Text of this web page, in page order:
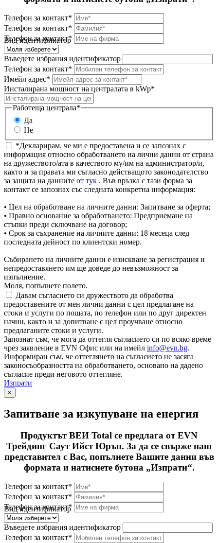
Телефон за контакт*
Телефон за контакт*
Телефон за контакт*
Вид идентификатор
Въведете избрания идентификатор
Телефон за контакт*
Имейл адрес*
Инсталирана мощност на централата в kWp*
Работеща централа*
Да
Не
*Декларирам, че ми е предоставена и се запознах с
информация относно обработването на лични данни от страна
на дружеството/ата в качеството му/им на администратор/и,
както и за правата ми съгласно действащото законодателство
за защита на данните от тук . Във връзка с тази форма за
контакт се запознах със следната конкретна информация:
• Цел на обработване на личните данни: Запитване за оферта;
• Правно основание за обработването: Предприемане на
стъпки преди сключване на договор;
• Срок за съхранение на личните данни: 18 месеца след
последната дейност по клиентски номер.
Събирането на личните данни е изискване за регистрация и
непредоставянето им ще доведе до невъзможност за
изпълнение.
Моля, попълнете полето.
Давам съгласието си дружеството да обработва
предоставените от мен лични данни с цел предлагане на
стоки и услуги по пощата, по телефон или по друг директен
начин, както и за допитване с цел проучване относно
предлаганите стоки и услуги.
Запознат съм, че мога да оттегля съгласието си по всяко време
чрез заявление в EVN Офис или на имейл info@evn.bg.
Информиран съм, че оттеглянето на съгласието не засяга
законосъобразността на обработването, основано на дадено
съгласие преди неговото оттегляне.
Изпрати
×
Запитване за изкупуване на енергия
Продуктът ВЕИ Total се предлага от EVN
Трейдинг Саут Ийст Юръп. За да се свърже наш
представител с Вас, попълнете Вашите данни във
формата и натиснете бутона „Изпрати“.
Телефон за контакт*
Телефон за контакт*
Телефон за контакт*
Вид идентификатор
Въведете избрания идентификатор
Телефон за контакт*